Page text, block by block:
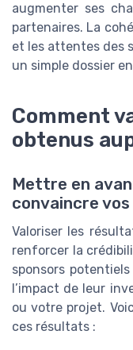
augmenter ses
partenaires. La
et les attentes des
un simple dossier
Comment
obtenus
Mettre en
convaincre
Valoriser les
renforcer la
sponsors
l’impact de leur
ou votre projet.
ces résultats :